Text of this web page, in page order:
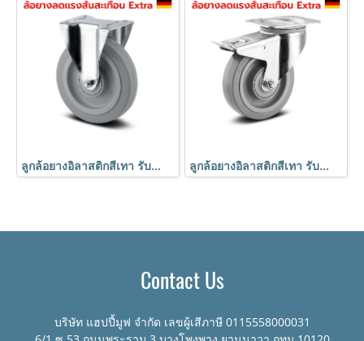
ลูกล้อยางอิลาสติกสีเทา รับน้ำหนัก 450kg. แป้นตาย เข็นเงียบ นุ่มนวล มาตรฐานเยอรมัน TENTE ลูกล้อยางอิลาสติกสีเทา รับน้ำหนัก 450kg. แป้นเบรก เข็นเงียบ นุ่มนวล มาตรฐานเยอรมัน TENTE
Contact Us
บริษัท แฮปปี้มูฟ จำกัด เลขผู้เสีภาษี 0115558000031